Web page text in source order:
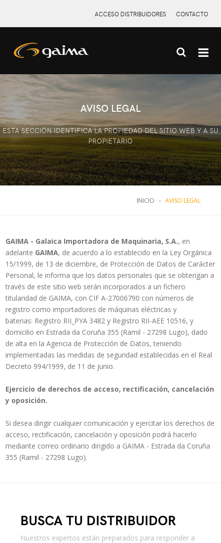
ACCESO DISTRIBUIDORES CONTACTO
AVISO LEGAL
ESTA SECCIÓN IDENTIFICA LA PROPIEDAD DEL SITIO WEB Y A SU
PROPIETARIO
INICIO AVISO LEGAL
GAIMA - Galaica Importadora de Maquinaria, S.A., en
adelante GAIMA, de acuerdo a lo establecido en la Ley Orgánica
15/1999, de 13 de diciembre, de Protección de Datos de Carácter
Personal, le informa que los datos personales que se obtengan a
través de este sitio web serán incorporados a un fichero
titularidad de GAIMA, con CIF A-27006790 con números de
registro como importadores de máquinas eléctricas y
baterias: Registro RII_PYA 3482 y Registro RII-AEE 10516, y
domicilio en Estrada da Coruña 355 (Ramil - 27298 Lugo), dado
de alta en la Agencia de Protección de Datos, teniendo
implementadas las medidas de seguridad establecidas en el Real
Decreto 994/1999, de 11 de junio.
Ejercicio de derechos de acceso, rectificación, cancelación
y oposición.
Si desea dirigir cualquier comunicación y ejercitar los derechos de
acceso, rectificación, cancelación y oposición podrá hacerlo
mediante correo ordinario dirigido a GAIMA - Estrada da Coruña
355 (Ramil - 27298 Lugo).
BUSCA TU DISTRIBUIDOR
Nuestros expertos están preparados para responder a